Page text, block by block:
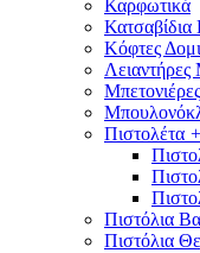
Καρφωτικά
Κατσαβίδια
Κόφτες
Μπετονιέρες
Πιστολέτα +
Πιστόλια
Πιστόλια